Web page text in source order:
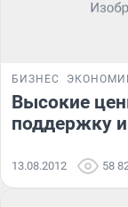
БИЗНЕС
Высокие
поддержку
13.08.2012 58